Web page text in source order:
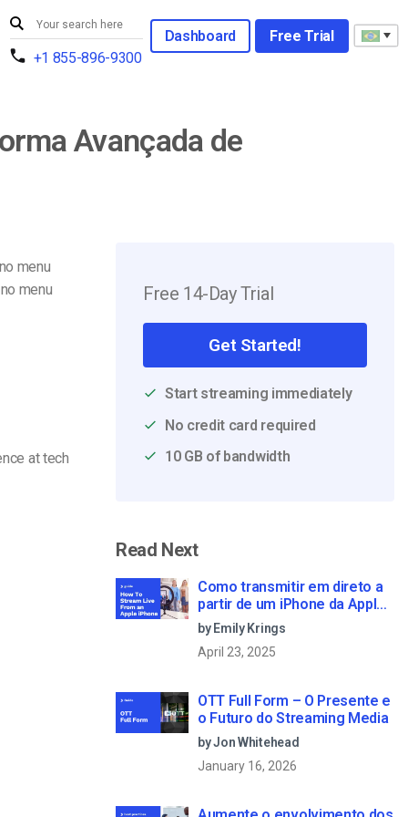
+1 855-896-9300
Dashboard Free Trial
Avançada de
no menu
no menu
at tech
Free 14-Day Trial
Get Started!
Start streaming immediately
No credit card required
10 GB of bandwidth
Read Next
Como transmitir em direto a
partir de um iPhone da Apple
em 6 passos simples
by Emily Krings
April 23, 2025
OTT Full Form – O Presente e
o Futuro do Streaming Media
by Jon Whitehead
January 16, 2026